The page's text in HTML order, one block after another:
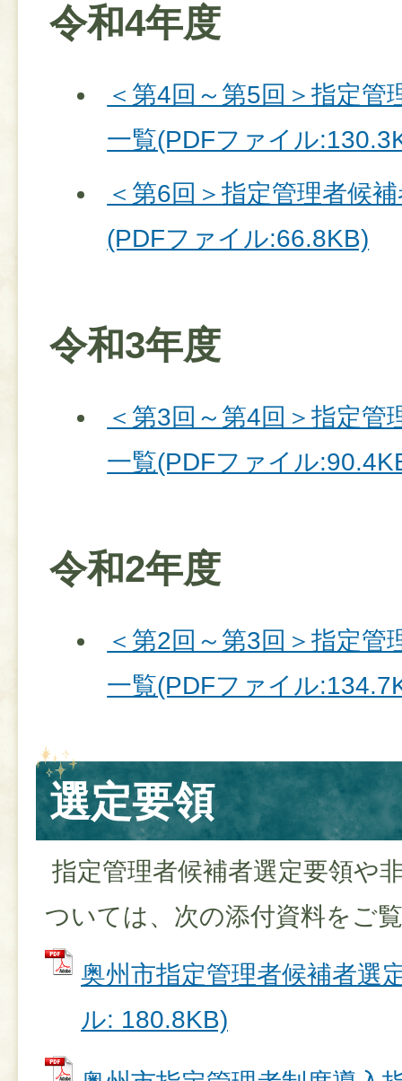
令和4年度
＜第4回～第5回＞指定管
一覧(PDFファイル
＜第6回＞指定管理者候
(PDFファイル:66.8KB)
令和3年度
＜第3回～第4回＞指定管
一覧(PDFファイル
令和2年度
＜第2回～第3回＞指定管
一覧(PDFファイル
選定要領
指定管理者候補者選定要領や
ついては、次の添付資料をご
奥州市指定管理者候補者選
ル: 180.8KB)